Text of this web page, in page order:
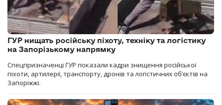
ГУР нищать російську піхоту, техніку та логістику
на Запорізькому напрямку
Спецпризначенці ГУР показали кадри знищення російської
піхоти, артилерії, транспорту, дронів та логістичних об’єктів на
Запоріжжі.